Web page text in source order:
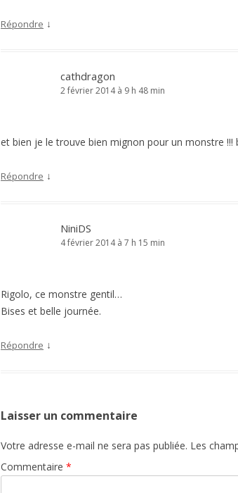
Répondre ↓
cathdragon
2 février 2014 à 9 h 48 min
et bien je le trouve bien mignon pour un monstre !!!
Répondre ↓
NiniDS
4 février 2014 à 7 h 15 min
Rigolo, ce monstre gentil…
Bises et belle journée.
Répondre ↓
Laisser un commentaire
Votre adresse e-mail ne sera pas publiée. Les
Commentaire *